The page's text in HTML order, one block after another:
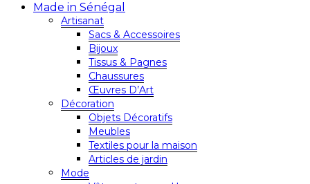
Made in Sénégal
Artisanat
Sacs & Accessoires
Bijoux
Tissus & Pagnes
Chaussures
Œuvres D’Art
Décoration
Objets Décoratifs
Meubles
Textiles pour la maison
Articles de jardin
Mode